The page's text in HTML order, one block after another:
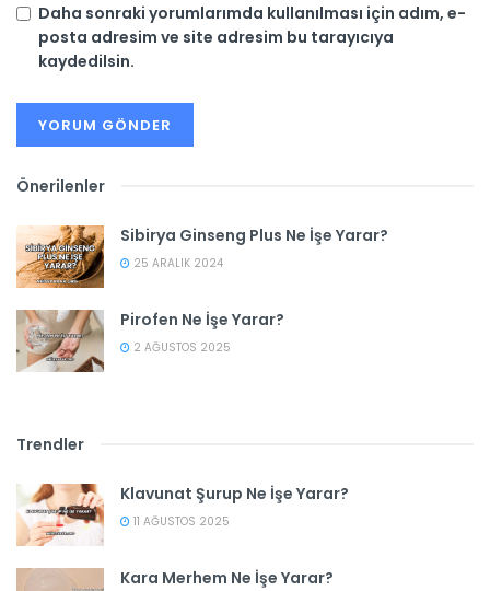
Daha sonraki yorumlarımda kullanılması için adım, e-
posta adresim ve site adresim bu tarayıcıya
kaydedilsin.
Önerilenler
Sibirya Ginseng Plus Ne İşe Yarar?
25 ARALIK 2024
Pirofen Ne İşe Yarar?
2 AĞUSTOS 2025
Trendler
Klavunat Şurup Ne İşe Yarar?
11 AĞUSTOS 2025
Kara Merhem Ne İşe Yarar?